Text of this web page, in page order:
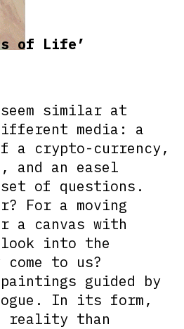
of Life’
similar at
media: a
a crypto-currency,
and an easel
of questions.
For a moving
canvas with
into the
to us?
guided by
In its form,
reality than